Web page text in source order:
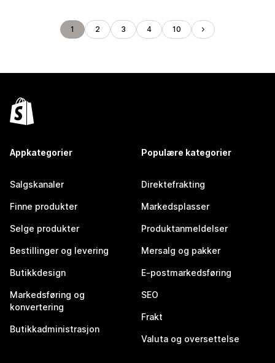
1 2 3 4 10
Appkategorier
Salgskanaler
Finne produkter
Selge produkter
Bestillinger og levering
Butikkdesign
Markedsføring og
konvertering
Butikkadministrasjon
Populære kategorier
Direktefrakting
Markedsplasser
Produktanmeldelser
Mersalg og pakker
E-postmarkedsføring
SEO
Frakt
Valuta og oversettelse